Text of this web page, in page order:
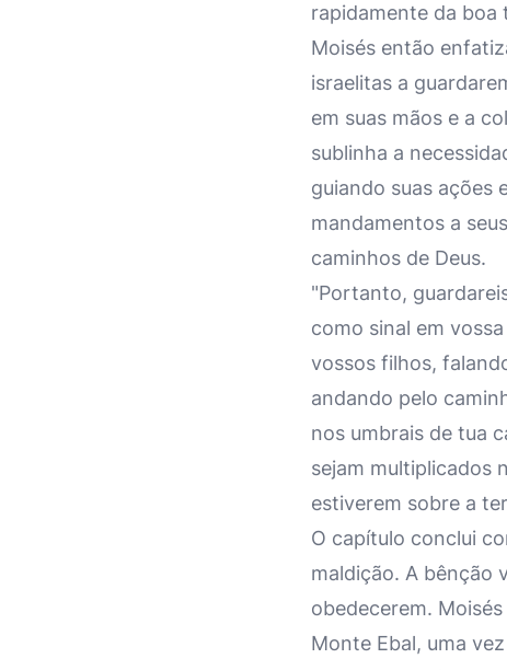
rapidamente da boa
Moisés então
israelitas a
em suas mãos e a
sublinha a
guiando suas ações
mandamentos a
caminhos de Deus.
"Portanto,
como sinal em
vossos filhos,
andando pelo
nos umbrais de tua
sejam multiplicados
estiverem sobre a
O capítulo conclui
maldição. A bênção
obedecerem.
Monte Ebal, uma